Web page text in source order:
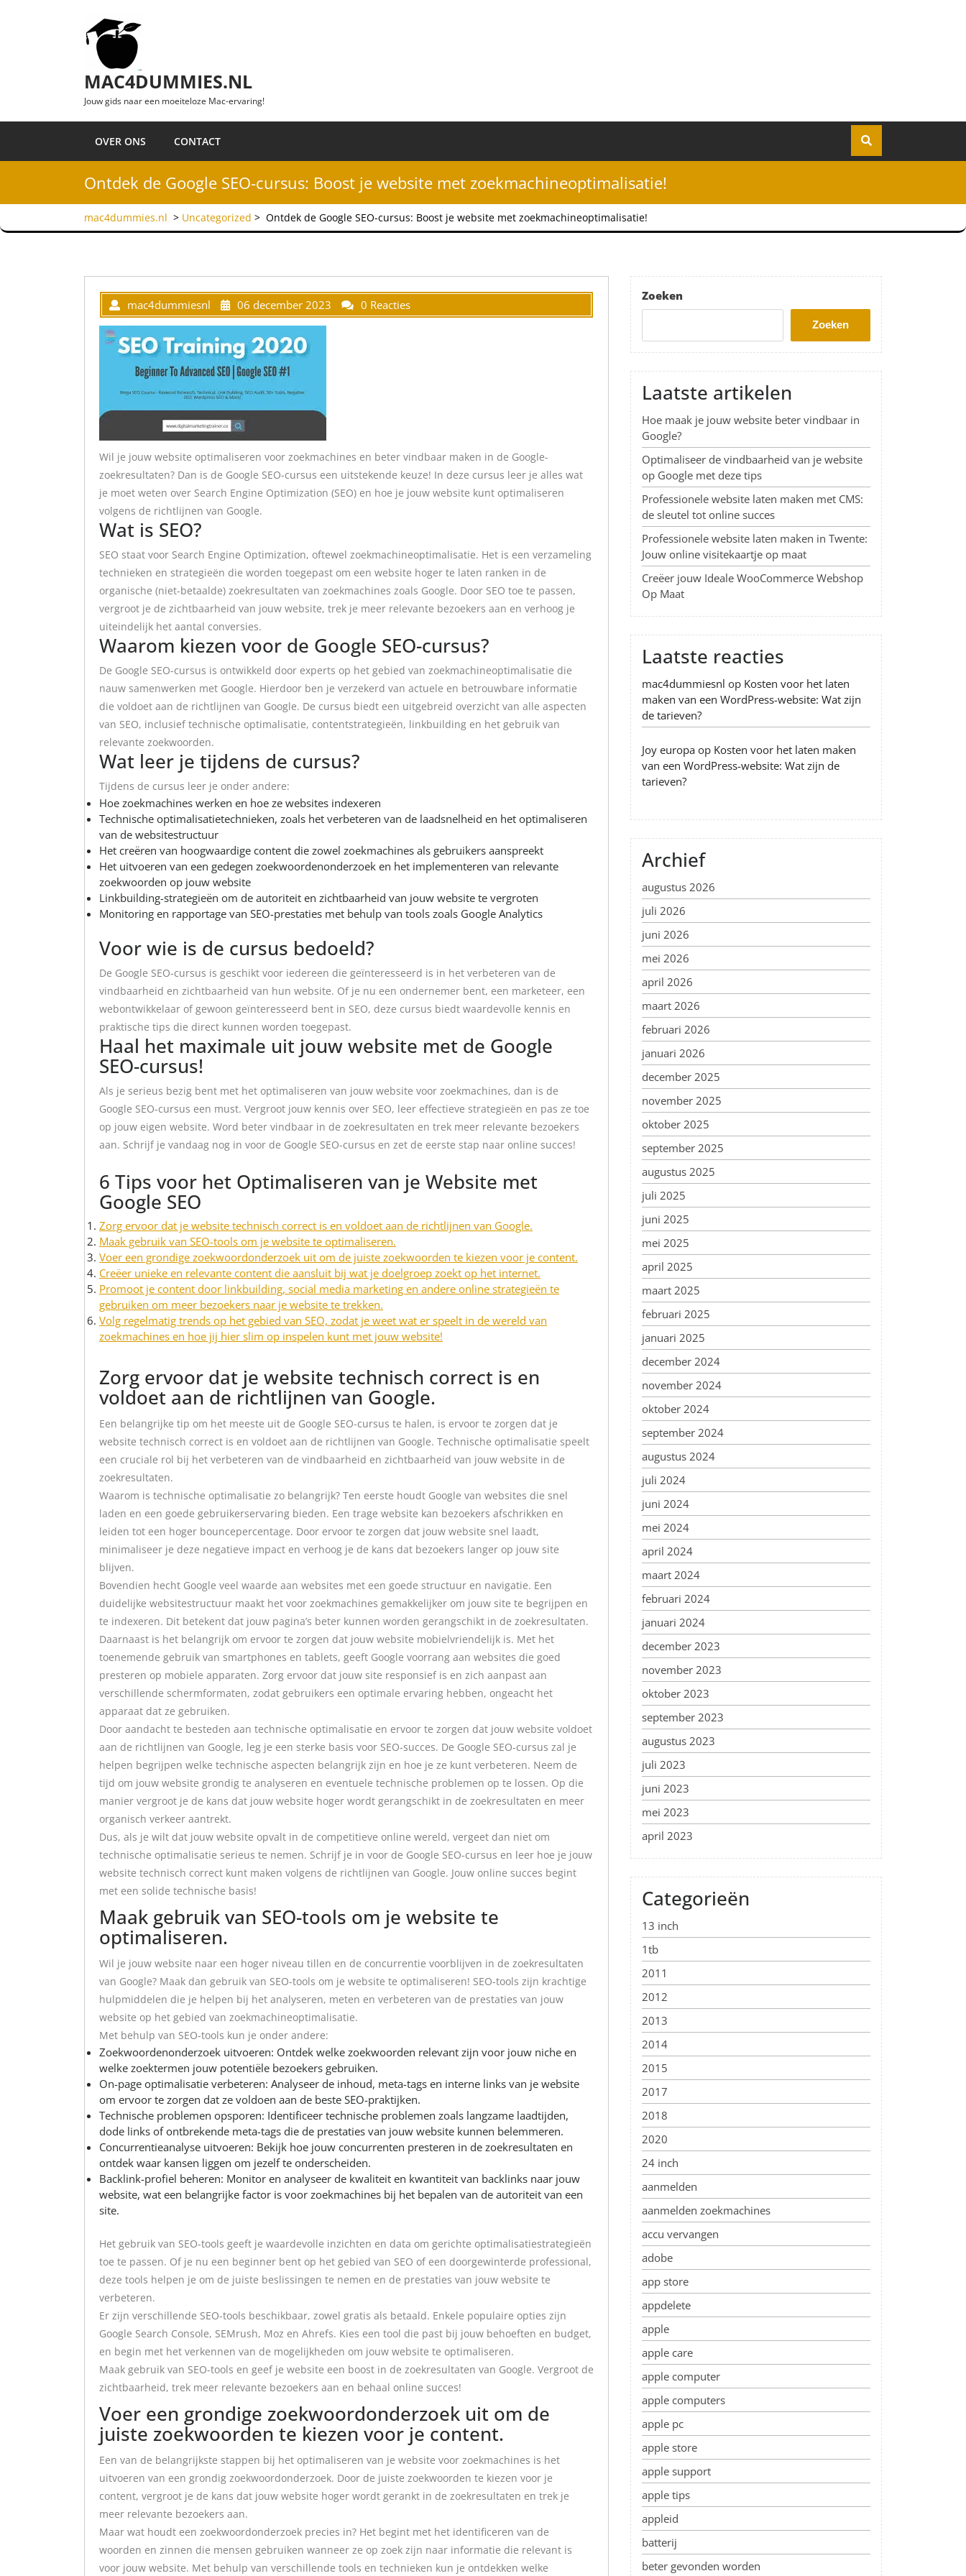
MAC4DUMMIES.NL
Jouw gids naar een moeiteloze Mac-ervaring!
OVER ONS CONTACT
Ontdek de Google SEO-cursus: Boost je website met zoekmachineoptimalisatie!
mac4dummies.nl > Uncategorized > Ontdek de Google SEO-cursus: Boost je website met zoekmachineoptimalisatie!
mac4dummiesnl 06 december 2023 0 Reacties
Wil je jouw website optimaliseren voor zoekmachines en beter vindbaar maken in de Google-
zoekresultaten? Dan is de Google SEO-cursus een uitstekende keuze! In deze cursus leer je alles wat
je moet weten over Search Engine Optimization (SEO) en hoe je jouw website kunt optimaliseren
volgens de richtlijnen van Google.
Wat is SEO?
SEO staat voor Search Engine Optimization, oftewel zoekmachineoptimalisatie. Het is een verzameling
technieken en strategieën die worden toegepast om een website hoger te laten ranken in de
organische (niet-betaalde) zoekresultaten van zoekmachines zoals Google. Door SEO toe te passen,
vergroot je de zichtbaarheid van jouw website, trek je meer relevante bezoekers aan en verhoog je
uiteindelijk het aantal conversies.
Waarom kiezen voor de Google SEO-cursus?
De Google SEO-cursus is ontwikkeld door experts op het gebied van zoekmachineoptimalisatie die
nauw samenwerken met Google. Hierdoor ben je verzekerd van actuele en betrouwbare informatie
die voldoet aan de richtlijnen van Google. De cursus biedt een uitgebreid overzicht van alle aspecten
van SEO, inclusief technische optimalisatie, contentstrategieën, linkbuilding en het gebruik van
relevante zoekwoorden.
Wat leer je tijdens de cursus?
Tijdens de cursus leer je onder andere:
Hoe zoekmachines werken en hoe ze websites indexeren
Technische optimalisatietechnieken, zoals het verbeteren van de laadsnelheid en het optimaliseren
van de websitestructuur
Het creëren van hoogwaardige content die zowel zoekmachines als gebruikers aanspreekt
Het uitvoeren van een gedegen zoekwoordenonderzoek en het implementeren van relevante
zoekwoorden op jouw website
Linkbuilding-strategieën om de autoriteit en zichtbaarheid van jouw website te vergroten
Monitoring en rapportage van SEO-prestaties met behulp van tools zoals Google Analytics
Voor wie is de cursus bedoeld?
De Google SEO-cursus is geschikt voor iedereen die geïnteresseerd is in het verbeteren van de
vindbaarheid en zichtbaarheid van hun website. Of je nu een ondernemer bent, een marketeer, een
webontwikkelaar of gewoon geïnteresseerd bent in SEO, deze cursus biedt waardevolle kennis en
praktische tips die direct kunnen worden toegepast.
Haal het maximale uit jouw website met de Google
SEO-cursus!
Als je serieus bezig bent met het optimaliseren van jouw website voor zoekmachines, dan is de
Google SEO-cursus een must. Vergroot jouw kennis over SEO, leer effectieve strategieën en pas ze toe
op jouw eigen website. Word beter vindbaar in de zoekresultaten en trek meer relevante bezoekers
aan. Schrijf je vandaag nog in voor de Google SEO-cursus en zet de eerste stap naar online succes!
6 Tips voor het Optimaliseren van je Website met
Google SEO
Zorg ervoor dat je website technisch correct is en voldoet aan de richtlijnen van Google.
Maak gebruik van SEO-tools om je website te optimaliseren.
Voer een grondige zoekwoordonderzoek uit om de juiste zoekwoorden te kiezen voor je content.
Creëer unieke en relevante content die aansluit bij wat je doelgroep zoekt op het internet.
Promoot je content door linkbuilding, social media marketing en andere online strategieën te
gebruiken om meer bezoekers naar je website te trekken.
Volg regelmatig trends op het gebied van SEO, zodat je weet wat er speelt in de wereld van
zoekmachines en hoe jij hier slim op inspelen kunt met jouw website!
Zorg ervoor dat je website technisch correct is en
voldoet aan de richtlijnen van Google.
Een belangrijke tip om het meeste uit de Google SEO-cursus te halen, is ervoor te zorgen dat je
website technisch correct is en voldoet aan de richtlijnen van Google. Technische optimalisatie speelt
een cruciale rol bij het verbeteren van de vindbaarheid en zichtbaarheid van jouw website in de
zoekresultaten.
Waarom is technische optimalisatie zo belangrijk? Ten eerste houdt Google van websites die snel
laden en een goede gebruikerservaring bieden. Een trage website kan bezoekers afschrikken en
leiden tot een hoger bouncepercentage. Door ervoor te zorgen dat jouw website snel laadt,
minimaliseer je deze negatieve impact en verhoog je de kans dat bezoekers langer op jouw site
blijven.
Bovendien hecht Google veel waarde aan websites met een goede structuur en navigatie. Een
duidelijke websitestructuur maakt het voor zoekmachines gemakkelijker om jouw site te begrijpen en
te indexeren. Dit betekent dat jouw pagina’s beter kunnen worden gerangschikt in de zoekresultaten.
Daarnaast is het belangrijk om ervoor te zorgen dat jouw website mobielvriendelijk is. Met het
toenemende gebruik van smartphones en tablets, geeft Google voorrang aan websites die goed
presteren op mobiele apparaten. Zorg ervoor dat jouw site responsief is en zich aanpast aan
verschillende schermformaten, zodat gebruikers een optimale ervaring hebben, ongeacht het
apparaat dat ze gebruiken.
Door aandacht te besteden aan technische optimalisatie en ervoor te zorgen dat jouw website voldoet
aan de richtlijnen van Google, leg je een sterke basis voor SEO-succes. De Google SEO-cursus zal je
helpen begrijpen welke technische aspecten belangrijk zijn en hoe je ze kunt verbeteren. Neem de
tijd om jouw website grondig te analyseren en eventuele technische problemen op te lossen. Op die
manier vergroot je de kans dat jouw website hoger wordt gerangschikt in de zoekresultaten en meer
organisch verkeer aantrekt.
Dus, als je wilt dat jouw website opvalt in de competitieve online wereld, vergeet dan niet om
technische optimalisatie serieus te nemen. Schrijf je in voor de Google SEO-cursus en leer hoe je jouw
website technisch correct kunt maken volgens de richtlijnen van Google. Jouw online succes begint
met een solide technische basis!
Maak gebruik van SEO-tools om je website te
optimaliseren.
Wil je jouw website naar een hoger niveau tillen en de concurrentie voorblijven in de zoekresultaten
van Google? Maak dan gebruik van SEO-tools om je website te optimaliseren! SEO-tools zijn krachtige
hulpmiddelen die je helpen bij het analyseren, meten en verbeteren van de prestaties van jouw
website op het gebied van zoekmachineoptimalisatie.
Met behulp van SEO-tools kun je onder andere:
Zoekwoordenonderzoek uitvoeren: Ontdek welke zoekwoorden relevant zijn voor jouw niche en
welke zoektermen jouw potentiële bezoekers gebruiken.
On-page optimalisatie verbeteren: Analyseer de inhoud, meta-tags en interne links van je website
om ervoor te zorgen dat ze voldoen aan de beste SEO-praktijken.
Technische problemen opsporen: Identificeer technische problemen zoals langzame laadtijden,
dode links of ontbrekende meta-tags die de prestaties van jouw website kunnen belemmeren.
Concurrentieanalyse uitvoeren: Bekijk hoe jouw concurrenten presteren in de zoekresultaten en
ontdek waar kansen liggen om jezelf te onderscheiden.
Backlink-profiel beheren: Monitor en analyseer de kwaliteit en kwantiteit van backlinks naar jouw
website, wat een belangrijke factor is voor zoekmachines bij het bepalen van de autoriteit van een
site.
Het gebruik van SEO-tools geeft je waardevolle inzichten en data om gerichte optimalisatiestrategieën
toe te passen. Of je nu een beginner bent op het gebied van SEO of een doorgewinterde professional,
deze tools helpen je om de juiste beslissingen te nemen en de prestaties van jouw website te
verbeteren.
Er zijn verschillende SEO-tools beschikbaar, zowel gratis als betaald. Enkele populaire opties zijn
Google Search Console, SEMrush, Moz en Ahrefs. Kies een tool die past bij jouw behoeften en budget,
en begin met het verkennen van de mogelijkheden om jouw website te optimaliseren.
Maak gebruik van SEO-tools en geef je website een boost in de zoekresultaten van Google. Vergroot de
zichtbaarheid, trek meer relevante bezoekers aan en behaal online succes!
Voer een grondige zoekwoordonderzoek uit om de
juiste zoekwoorden te kiezen voor je content.
Een van de belangrijkste stappen bij het optimaliseren van je website voor zoekmachines is het
uitvoeren van een grondig zoekwoordonderzoek. Door de juiste zoekwoorden te kiezen voor je
content, vergroot je de kans dat jouw website hoger wordt gerankt in de zoekresultaten en trek je
meer relevante bezoekers aan.
Maar wat houdt een zoekwoordonderzoek precies in? Het begint met het identificeren van de
woorden en zinnen die mensen gebruiken wanneer ze op zoek zijn naar informatie die relevant is
voor jouw website. Met behulp van verschillende tools en technieken kun je ontdekken welke
Zoeken
Zoeken
Laatste artikelen
Hoe maak je jouw website beter vindbaar in
Google?
Optimaliseer de vindbaarheid van je website
op Google met deze tips
Professionele website laten maken met CMS:
de sleutel tot online succes
Professionele website laten maken in Twente:
Jouw online visitekaartje op maat
Creëer jouw Ideale WooCommerce Webshop
Op Maat
Laatste reacties
mac4dummiesnl op Kosten voor het laten
maken van een WordPress-website: Wat zijn
de tarieven?
Joy europa op Kosten voor het laten maken
van een WordPress-website: Wat zijn de
tarieven?
Archief
augustus 2026
juli 2026
juni 2026
mei 2026
april 2026
maart 2026
februari 2026
januari 2026
december 2025
november 2025
oktober 2025
september 2025
augustus 2025
juli 2025
juni 2025
mei 2025
april 2025
maart 2025
februari 2025
januari 2025
december 2024
november 2024
oktober 2024
september 2024
augustus 2024
juli 2024
juni 2024
mei 2024
april 2024
maart 2024
februari 2024
januari 2024
december 2023
november 2023
oktober 2023
september 2023
augustus 2023
juli 2023
juni 2023
mei 2023
april 2023
Categorieën
13 inch
1tb
2011
2012
2013
2014
2015
2017
2018
2020
24 inch
aanmelden
aanmelden zoekmachines
accu vervangen
adobe
app store
appdelete
apple
apple care
apple computer
apple computers
apple pc
apple store
apple support
apple tips
appleid
batterij
beter gevonden worden